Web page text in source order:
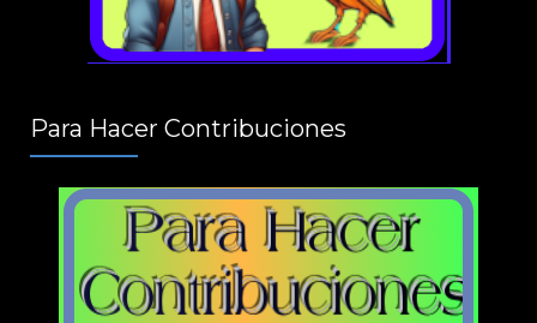
Para Hacer Contribuciones